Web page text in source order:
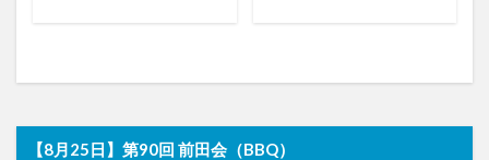
【8月25日】第90回 前田会（BBQ）